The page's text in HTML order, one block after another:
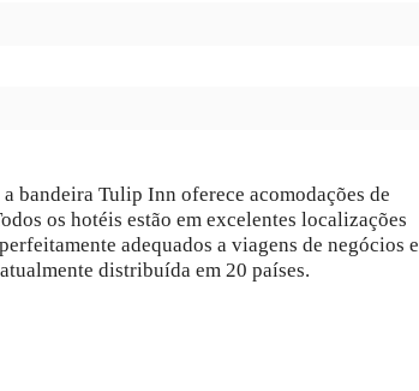
bandeira Tulip Inn oferece acomodações de
os hotéis estão em excelentes localizações
adequados a viagens de negócios e
distribuída em 20 países.